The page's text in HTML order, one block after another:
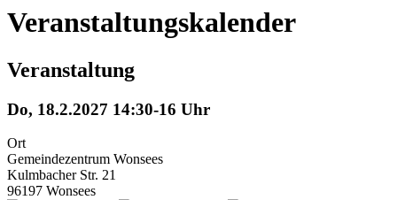
Veranstaltungskalender
Veranstaltung
Do, 18.2.2027 14:30-16 Uhr
Ort
Gemeindezentrum Wonsees
Kulmbacher Str. 21
96197 Wonsees